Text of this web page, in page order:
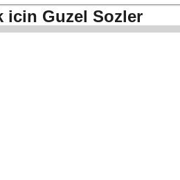
icin Guzel Sozler